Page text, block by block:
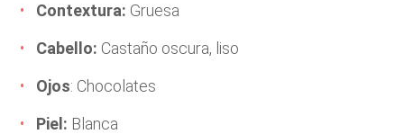
Contextura: Gruesa
Cabello: Castaño oscura, liso
Ojos: Chocolates
Piel: Blanca